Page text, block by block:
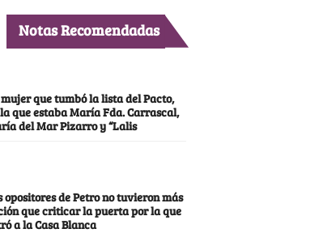
Notas Recomendadas
que tumbó la lista del Pacto,
que estaba María Fda. Carrascal,
del Mar Pizarro y “Lalis
opositores de Petro no tuvieron más
que criticar la puerta por la que
a la Casa Blanca